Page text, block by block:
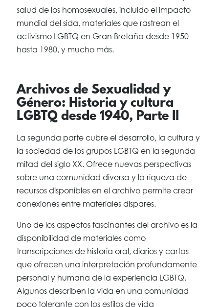
salud de los homosexuales, incluido el impacto
mundial del sida, materiales que rastrean el
activismo LGBTQ en Gran Bretaña desde 1950
hasta 1980, y mucho más.
Archivos de Sexualidad y
Género: Historia y cultura
LGBTQ desde 1940, Parte II
La segunda parte cubre el desarrollo, la cultura y
la sociedad de los grupos LGBTQ en la segunda
mitad del siglo XX. Ofrece nuevas perspectivas
sobre una comunidad diversa y la riqueza de
recursos disponibles en el archivo permite crear
conexiones entre materiales dispares.
Uno de los aspectos fascinantes del archivo es la
disponibilidad de materiales como
transcripciones de historia oral, diarios y cartas
que ofrecen una interpretación profundamente
personal y humana de la experiencia LGBTQ.
Algunos describen la vida en una comunidad
poco tolerante con los estilos de vida